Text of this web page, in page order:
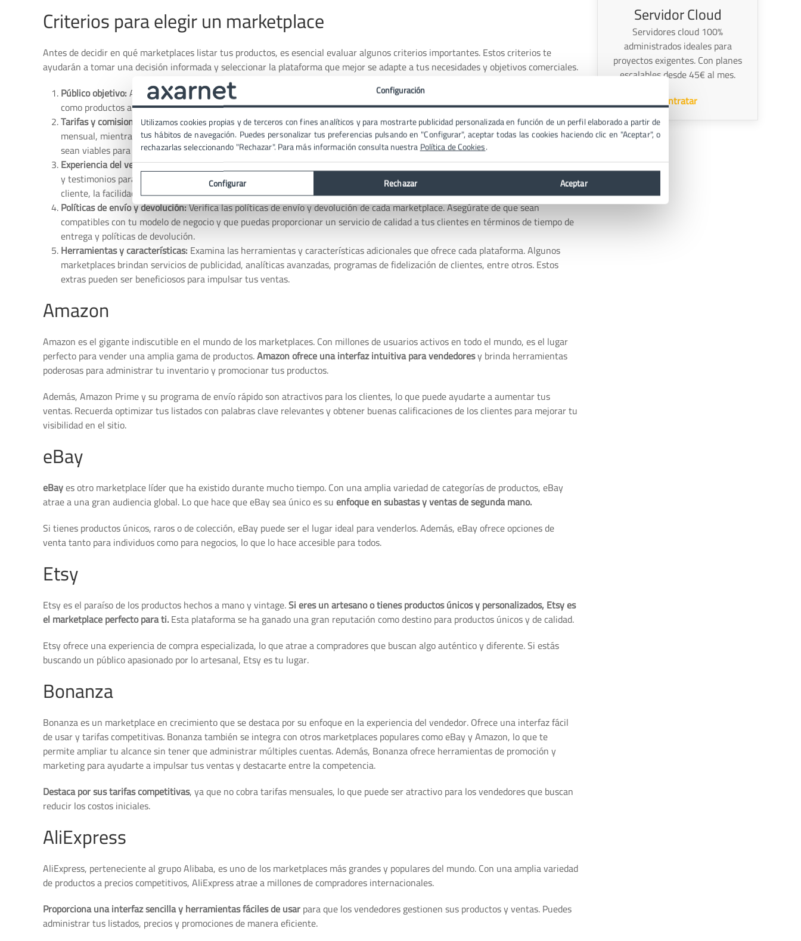
Criterios para elegir un marketplace
Antes de decidir en qué marketplaces listar tus productos, es esencial evaluar algunos criterios importantes. Estos criterios te
ayudarán a tomar una decisión informada y seleccionar la plataforma que mejor se adapte a tus necesidades y objetivos comerciales.
Público objetivo:Analiza el tipo de audiencia a la que deseas llegar. Algunos marketplaces se centran en nichos específicos,
como productos artesanales o productos electrónicos. Asegúrate de elegir una plataforma que atraiga a tu público objetivo.
Tarifas y comisiones:Comprende las estructuras de tarifas y comisiones de cada marketplace. Algunos cobran una tarifa
mensual, mientras que otros toman un porcentaje de tus ventas. Evalúa cuidadosamente estos costes para asegurarte de que
sean viables para tu negocio.
Experiencia del vendedor:Investiga la experiencia de otros vendedores en los marketplaces que estás considerando. Lee reseñas
y testimonios para obtener una idea de cómo es trabajar con esa plataforma. Presta atención a aspectos como el soporte al
cliente, la facilidad de uso y la calidad del tráfico de ventas.
Políticas de envío y devolución:Verifica las políticas de envío y devolución de cada marketplace. Asegúrate de que sean
compatibles con tu modelo de negocio y que puedas proporcionar un servicio de calidad a tus clientes en términos de tiempo de
entrega y políticas de devolución.
Herramientas y características: Examina las herramientas y características adicionales que ofrece cada plataforma. Algunos
marketplaces brindan servicios de publicidad, analíticas avanzadas, programas de fidelización de clientes, entre otros. Estos
extras pueden ser beneficiosos para impulsar tus ventas.
Amazon
Amazon es el gigante indiscutible en el mundo de los marketplaces. Con millones de usuarios activos en todo el mundo, es el lugar
perfecto para vender una amplia gama de productos.Amazon ofrece una interfaz intuitiva para vendedoresy brinda herramientas
poderosas para administrar tu inventario y promocionar tus productos.
Además, Amazon Prime y su programa de envío rápido son atractivos para los clientes, lo que puede ayudarte a aumentar tus
ventas. Recuerda optimizar tus listados con palabras clave relevantes y obtener buenas calificaciones de los clientes para mejorar tu
visibilidad en el sitio.
eBay
eBayes otro marketplace líder que ha existido durante mucho tiempo. Con una amplia variedad de categorías de productos, eBay
atrae a una gran audiencia global. Lo que hace que eBay sea único es suenfoque en subastas y ventas de segunda mano.
Si tienes productos únicos, raros o de colección, eBay puede ser el lugar ideal para venderlos. Además, eBay ofrece opciones de
venta tanto para individuos como para negocios, lo que lo hace accesible para todos.
Etsy
Etsy es el paraíso de los productos hechos a mano y vintage.Si eres un artesano o tienes productos únicos y personalizados, Etsy es
el marketplace perfecto para ti.Esta plataforma se ha ganado una gran reputación como destino para productos únicos y de calidad.
Etsy ofrece una experiencia de compra especializada, lo que atrae a compradores que buscan algo auténtico y diferente. Si estás
buscando un público apasionado por lo artesanal, Etsy es tu lugar.
Bonanza
Bonanza es un marketplace en crecimiento que se destaca por su enfoque en la experiencia del vendedor. Ofrece una interfaz fácil
de usar y tarifas competitivas. Bonanza también se integra con otros marketplaces populares como eBay y Amazon, lo que te
permite ampliar tu alcance sin tener que administrar múltiples cuentas. Además, Bonanza ofrece herramientas de promoción y
marketing para ayudarte a impulsar tus ventas y destacarte entre la competencia.
Destaca por sus tarifas competitivas, ya que no cobra tarifas mensuales, lo que puede ser atractivo para los vendedores que buscan
reducir los costos iniciales.
AliExpress
AliExpress, perteneciente al grupo Alibaba, es uno de los marketplaces más grandes y populares del mundo. Con una amplia variedad
de productos a precios competitivos, AliExpress atrae a millones de compradores internacionales.
Proporciona una interfaz sencilla y herramientas fáciles de usarpara que los vendedores gestionen sus productos y ventas. Puedes
administrar tus listados, precios y promociones de manera eficiente.
Servidor Cloud
Servidores cloud 100%
administrados ideales para
proyectos exigentes. Con planes
escalables desde 45€ al mes.
Contratar
Configuración
Utilizamos cookies propias y de terceros con fines analíticos y para mostrarte publicidad personalizada en función de un perfil elaborado a partir de
tus hábitos de navegación. Puedes personalizar tus preferencias pulsando en "Configurar", aceptar todas las cookies haciendo clic en "Aceptar", o
rechazarlas seleccionando "Rechazar". Para más información consulta nuestraPolítica de Cookies.
Configurar Rechazar Aceptar